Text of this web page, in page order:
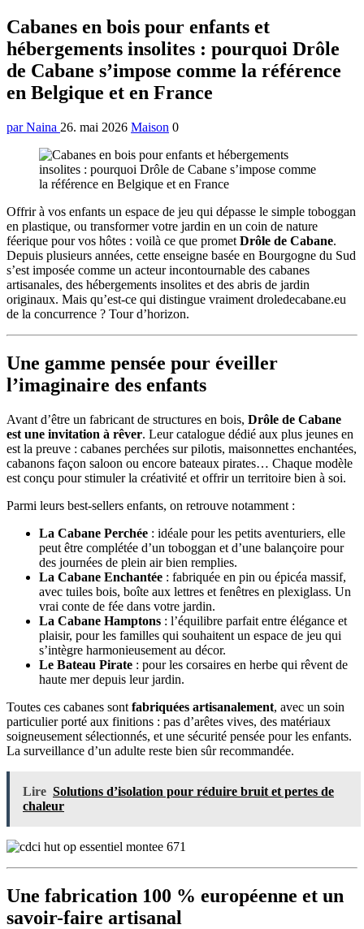
Menu
Cabanes en bois pour enfants et
hébergements insolites : pourquoi Drôle
de Cabane s’impose comme la référence
en Belgique et en France
par Naina 26. mai 2026 Maison 0
Offrir à vos enfants un espace de jeu qui dépasse le simple toboggan
en plastique, ou transformer votre jardin en un coin de nature
féerique pour vos hôtes : voilà ce que promet Drôle de Cabane.
Depuis plusieurs années, cette enseigne basée en Bourgogne du Sud
s’est imposée comme un acteur incontournable des cabanes
artisanales, des hébergements insolites et des abris de jardin
originaux. Mais qu’est-ce qui distingue vraiment droledecabane.eu
de la concurrence ? Tour d’horizon.
Une gamme pensée pour éveiller
l’imaginaire des enfants
Avant d’être un fabricant de structures en bois, Drôle de Cabane
est une invitation à rêver. Leur catalogue dédié aux plus jeunes en
est la preuve : cabanes perchées sur pilotis, maisonnettes enchantées,
cabanons façon saloon ou encore bateaux pirates… Chaque modèle
est conçu pour stimuler la créativité et offrir un territoire bien à soi.
Parmi leurs best-sellers enfants, on retrouve notamment :
La Cabane Perchée : idéale pour les petits aventuriers, elle
peut être complétée d’un toboggan et d’une balançoire pour
des journées de plein air bien remplies.
La Cabane Enchantée : fabriquée en pin ou épicéa massif,
avec tuiles bois, boîte aux lettres et fenêtres en plexiglass. Un
vrai conte de fée dans votre jardin.
La Cabane Hamptons : l’équilibre parfait entre élégance et
plaisir, pour les familles qui souhaitent un espace de jeu qui
s’intègre harmonieusement au décor.
Le Bateau Pirate : pour les corsaires en herbe qui rêvent de
haute mer depuis leur jardin.
Toutes ces cabanes sont fabriquées artisanalement, avec un soin
particulier porté aux finitions : pas d’arêtes vives, des matériaux
soigneusement sélectionnés, et une sécurité pensée pour les enfants.
La surveillance d’un adulte reste bien sûr recommandée.
Lire Solutions d’isolation pour réduire bruit et pertes de
chaleur
Une fabrication 100 % européenne et un
savoir-faire artisanal